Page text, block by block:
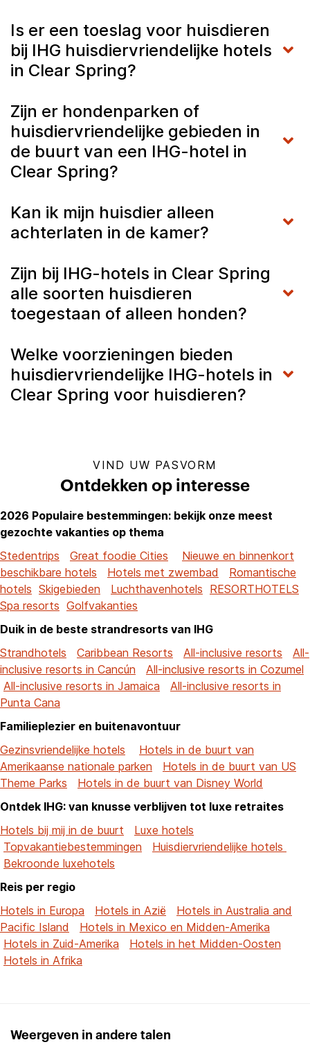
Is er een toeslag voor huisdieren
bij IHG huisdiervriendelijke hotels
in Clear Spring?
Zijn er hondenparken of
huisdiervriendelijke gebieden in
de buurt van een IHG-hotel in
Clear Spring?
Kan ik mijn huisdier alleen
achterlaten in de kamer?
Zijn bij IHG-hotels in Clear Spring
alle soorten huisdieren
toegestaan of alleen honden?
Welke voorzieningen bieden
huisdiervriendelijke IHG-hotels in
Clear Spring voor huisdieren?
VIND UW PASVORM
Ontdekken op interesse
2026 Populaire bestemmingen: bekijk onze meest
gezochte vakanties op thema
Stedentrips
Great foodie Cities
Nieuwe en binnenkort
beschikbare hotels
Hotels met zwembad
Romantische
hotels Skigebieden Luchthavenhotels RESORTHOTELS
Spa resorts Golfvakanties
Duik in de beste strandresorts van IHG
Strandhotels
Caribbean Resorts All-inclusive resorts
All-
inclusive resorts in Cancún
All-inclusive resorts in Cozumel
All-inclusive resorts in Jamaica
All-inclusive resorts in
Punta Cana
Familieplezier en buitenavontuur
Gezinsvriendelijke hotels
Hotels in de buurt van
Amerikaanse nationale parken
Hotels in de buurt van US
Theme Parks
Hotels in de buurt van Disney World
Ontdek IHG: van knusse verblijven tot luxe retraites
Hotels bij mij in de buurt
Luxe hotels
Topvakantiebestemmingen
Huisdiervriendelijke hotels
Bekroonde luxehotels
Reis per regio
Hotels in Europa
Hotels in Azië
Hotels in Australia and
Pacific Island
Hotels in Mexico en Midden-Amerika
Hotels in Zuid-Amerika
Hotels in het Midden-Oosten
Hotels in Afrika
Weergeven in andere talen